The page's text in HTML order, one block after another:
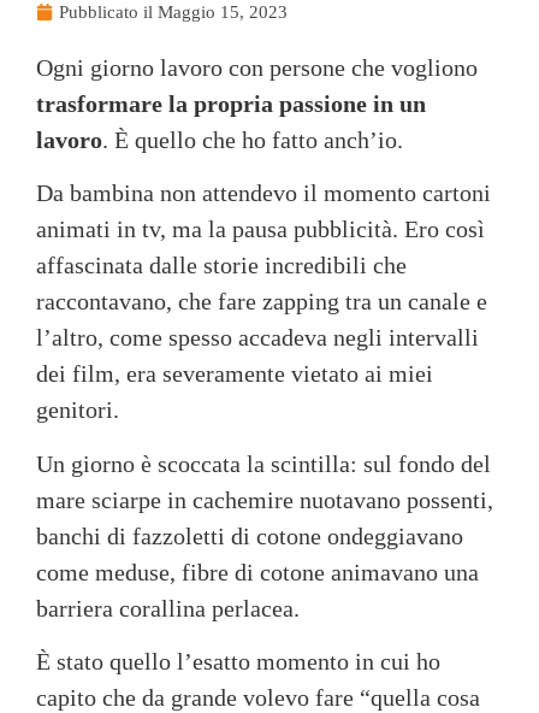
Pubblicato il Maggio 15, 2023
Ogni giorno lavoro con persone che vogliono
trasformare la propria passione in un
lavoro. È quello che ho fatto anch’io.
Da bambina non attendevo il momento cartoni
animati in tv, ma la pausa pubblicità. Ero così
affascinata dalle storie incredibili che
raccontavano, che fare zapping tra un canale e
l’altro, come spesso accadeva negli intervalli
dei film, era severamente vietato ai miei
genitori.
Un giorno è scoccata la scintilla: sul fondo del
mare sciarpe in cachemire nuotavano possenti,
banchi di fazzoletti di cotone ondeggiavano
come meduse, fibre di cotone animavano una
barriera corallina perlacea.
È stato quello l’esatto momento in cui ho
capito che da grande volevo fare “quella cosa